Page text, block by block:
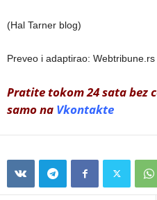
(Hal Tarner blog)
Preveo i adaptirao: Webtribune.rs
Pratite tokom 24 sata bez
samo na Vkontakte